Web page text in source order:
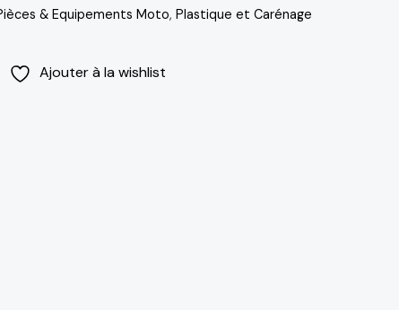
& Equipements Moto, Plastique et Carénage
Ajouter à la wishlist